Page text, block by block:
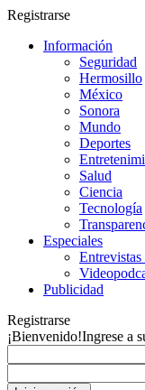
Registrarse
Información
Seguridad
Hermosillo
México
Sonora
Mundo
Deportes
Salud
Ciencia
Tecnología
Especiales
Publicidad
Registrarse
¡Bienvenido!Ingrese a